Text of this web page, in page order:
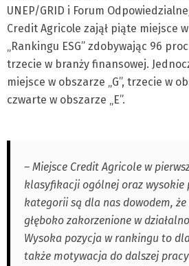
UNEP/GRID i Forum
Credit Agricole zajął piąte miejsce
„Rankingu ESG” zdobywając 96
trzecie w branży finansowej.
miejsce w obszarze „G”, trzecie w
czwarte w obszarze „E”.
– Miejsce Credit Agricole w
klasyfikacji ogólnej oraz wysokie
kategorii są dla nas dowodem, że
głęboko zakorzenione w
Wysoka pozycja w rankingu to
także motywacja do dalszej pracy